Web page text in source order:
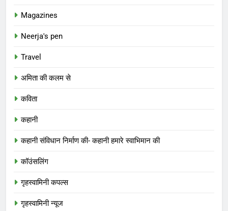
Magazines
Neerja's pen
Travel
अमिता की कलम से
कविता
कहानी
कहानी संविधान निर्माण की- कहानी हमारे स्वाभिमान की
कॉउंसलिंग
गृहस्वामिनी कपल्स
गृहस्वामिनी न्यूज